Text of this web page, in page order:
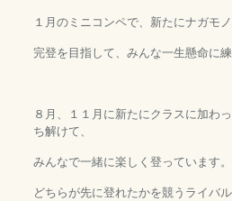
１月のミニコンペで、新たにナガモ
完登を目指して、みんな一生懸命に
８月、１１月に新たにクラスに加わ
ち解けて、
みんなで一緒に楽しく登っています。
どちらが先に登れたかを競うライバル